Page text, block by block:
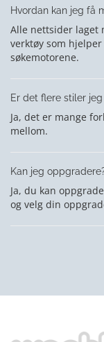
Hvordan kan jeg få
Alle nettsider laget
verktøy som
søkemotorene.
Er det flere stiler
Ja, det er mange
mellom.
Kan jeg
Ja, du kan
og velg din